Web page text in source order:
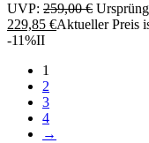
UVP: 259,00€
229,85 €Aktueller Preis
-11%II
1
2
3
4
→